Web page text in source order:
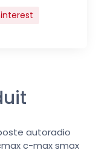
autoradio
c-max smax